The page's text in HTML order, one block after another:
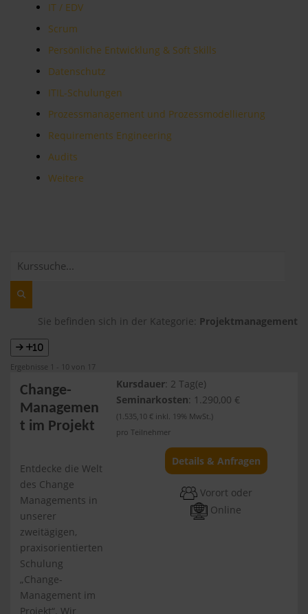
IT / EDV
Scrum
Persönliche Entwicklung & Soft Skills
Datenschutz
ITIL-Schulungen
Prozessmanagement und Prozessmodellierung
Requirements Engineering
Audits
Weitere
Sie befinden sich in der Kategorie: Projektmanagement
+10
Ergebnisse 1 - 10 von 17
Change-
Managemen
t im Projekt
Entdecke die Welt
des Change
Managements in
unserer
zweitägigen,
praxisorientierten
Schulung
„Change-
Management im
Projekt“. Wir
Kursdauer: 2 Tag(e)
Seminarkosten: 1.290,00 €
(1.535,10 € inkl. 19% MwSt.)
pro Teilnehmer
Details & Anfragen
Vorort oder
Online